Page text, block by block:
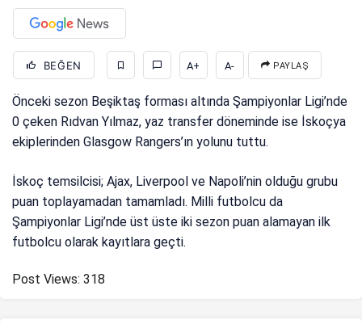
BEĞEN A+ A- PAYLAŞ
Önceki sezon Beşiktaş forması altında Şampiyonlar Ligi’nde
0 çeken Rıdvan Yılmaz, yaz transfer döneminde ise İskoçya
ekiplerinden Glasgow Rangers’ın yolunu tuttu.
İskoç temsilcisi; Ajax, Liverpool ve Napoli’nin olduğu grubu
puan toplayamadan tamamladı. Milli futbolcu da
Şampiyonlar Ligi’nde üst üste iki sezon puan alamayan ilk
futbolcu olarak kayıtlara geçti.
Post Views: 318